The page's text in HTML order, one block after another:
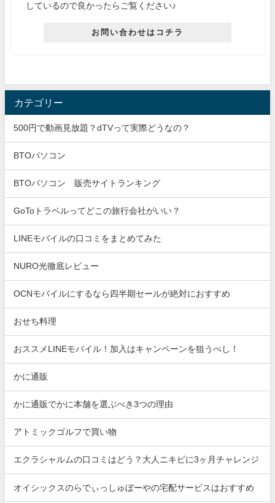
しているので良かったらご覧ください♪
お問い合わせはコチラ
カテゴリー
500円で動画見放題？dTVって実際どうなの？
BTOパソコン
BTOパソコン 販売サイトランキング
GoToトラベルってどこの旅行会社がいい？
LINEモバイルの口コミをまとめてみた
NURO光徹底レビュー
OCNモバイルにするなら四半期セールが絶対におすすめ
おせち料理
おススメLINEモバイル！加入はキャンペーンを狙うべし！
かに通販
かに通販でかに本舗を選ぶべき3つの理由
アトミックゴルフで買い物
エクラシャルムの口コミはどう？大人ニキビに3ヶ月チャレンジ
オイシックスのらでぃっしゅぼーやの宅配サービスはおすすめ